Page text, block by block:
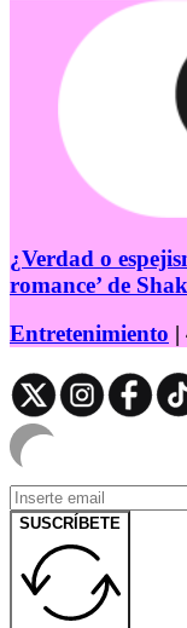
¿Verdad o
romance’ de
Entretenimiento |
SUSCRÍBETE